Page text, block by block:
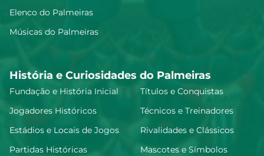
Elenco do Palmeiras
Músicas do Palmeiras
História e Curiosidades do Palmeiras
Fundação e História Inicial
Títulos e Conquistas
Jogadores Históricos
Técnicos e Treinadores
Estádios e Locais de Jogos
Rivalidades e Clássicos
Partidas Históricas
Mascotes e Símbolos